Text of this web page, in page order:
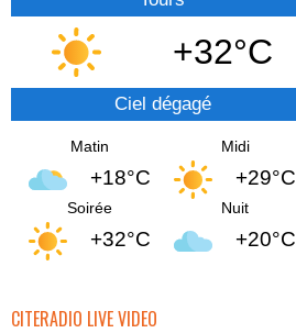
+32°C
Ciel dégagé
Matin
+18°C
Midi
+29°C
Soirée
+32°C
Nuit
+20°C
CITERADIO LIVE VIDEO